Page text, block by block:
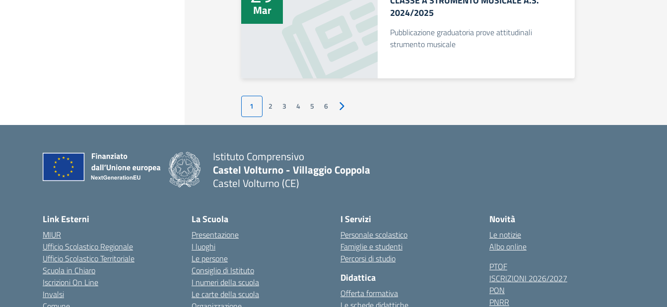
Mar
2024/2025
Pubblicazione graduatoria prove attitudinali
strumento musicale
1 2 3 4 5 6 Pagina successiva
Istituto Comprensivo
Castel Volturno - Villaggio Coppola
Castel Volturno (CE)
Link Esterni
MIUR
Ufficio Scolastico Regionale
Ufficio Scolastico Territoriale
Scuola in Chiaro
Iscrizioni On Line
Invalsi
La Scuola
Presentazione
I luoghi
Le persone
Consiglio di Istituto
I numeri della scuola
Le carte della scuola
I Servizi
Personale scolastico
Famiglie e studenti
Percorsi di studio
Didattica
Offerta formativa
Novità
Le notizie
Albo online
PTOF
ISCRIZIONI 2026/2027
PON
PNRR